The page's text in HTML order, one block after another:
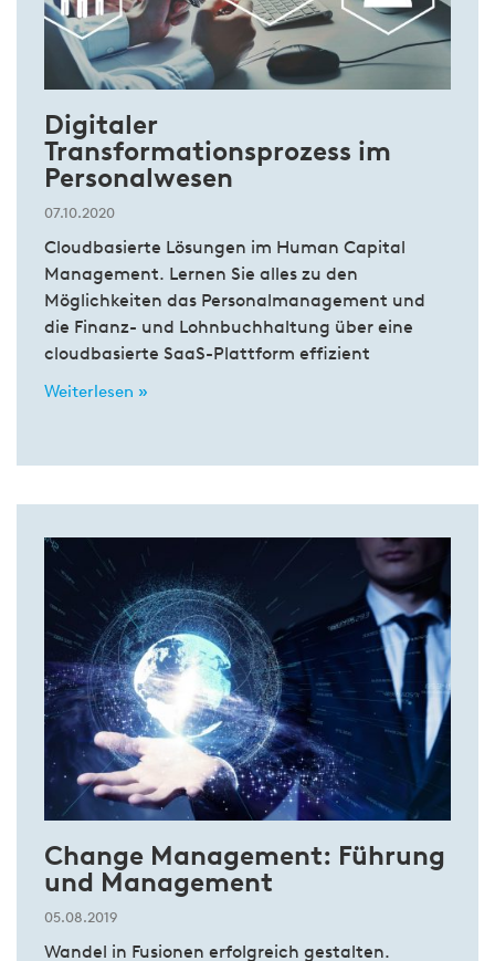
Digitaler
Transformationsprozess im
Personalwesen
07.10.2020
Cloudbasierte Lösungen im Human Capital
Management. Lernen Sie alles zu den
Möglichkeiten das Personalmanagement und
die Finanz- und Lohnbuchhaltung über eine
cloudbasierte SaaS-Plattform effizient
Weiterlesen »
Change Management: Führung
und Management
05.08.2019
Wandel in Fusionen erfolgreich gestalten.